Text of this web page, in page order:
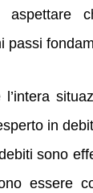
aspettare
passi
l’intera
in
sono
essere